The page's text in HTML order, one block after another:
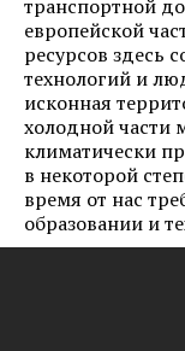
транспортной
европейской
ресурсов здесь
технологий и
исконная
холодной части
климатически
в некоторой
время от нас
образовании и